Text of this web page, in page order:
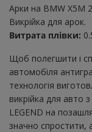
Арки на BMW X5M
Викрійка для арок.
Витрата плівки:
Щоб полегшити і
автомобіля
технологія
викрійка для авто
LEGEND на
значно спростити,